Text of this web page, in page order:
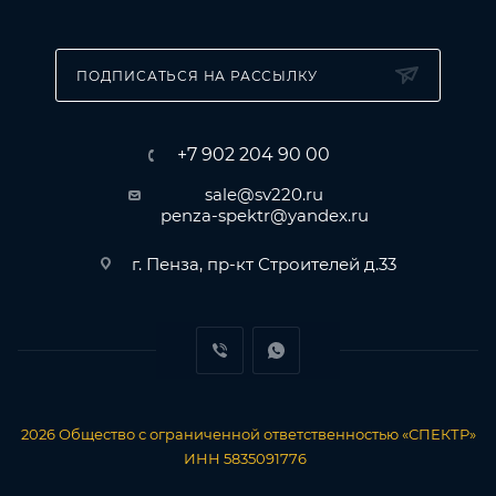
ПОДПИСАТЬСЯ НА РАССЫЛКУ
+7 902 204 90 00
sale@sv220.ru
penza-spektr@yandex.ru
г. Пенза, пр-кт Строителей д.33
2026 Общество с ограниченной ответственностью «СПЕКТР»
ИНН 5835091776